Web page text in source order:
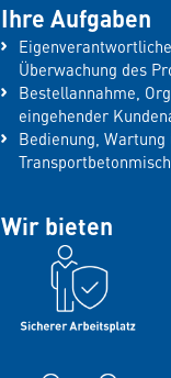
Ihre Aufgaben
Überwachung des
Bestellannahme,
eingehender
Bedienung,
Wir bieten